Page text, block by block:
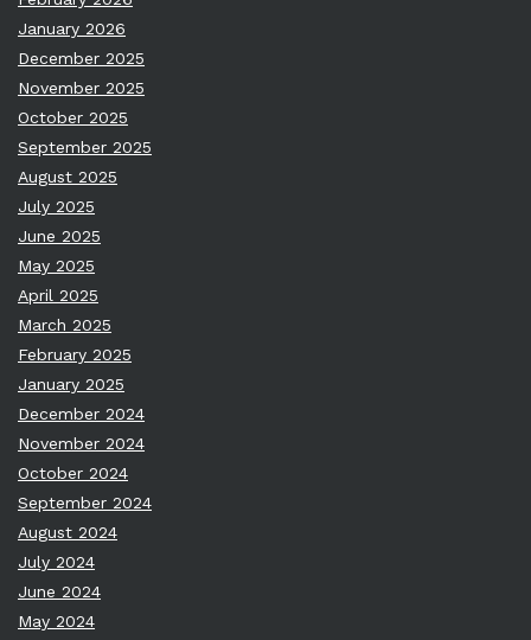
January 2026
December 2025
November 2025
October 2025
September 2025
August 2025
July 2025
June 2025
May 2025
April 2025
March 2025
February 2025
January 2025
December 2024
November 2024
October 2024
September 2024
August 2024
July 2024
June 2024
May 2024